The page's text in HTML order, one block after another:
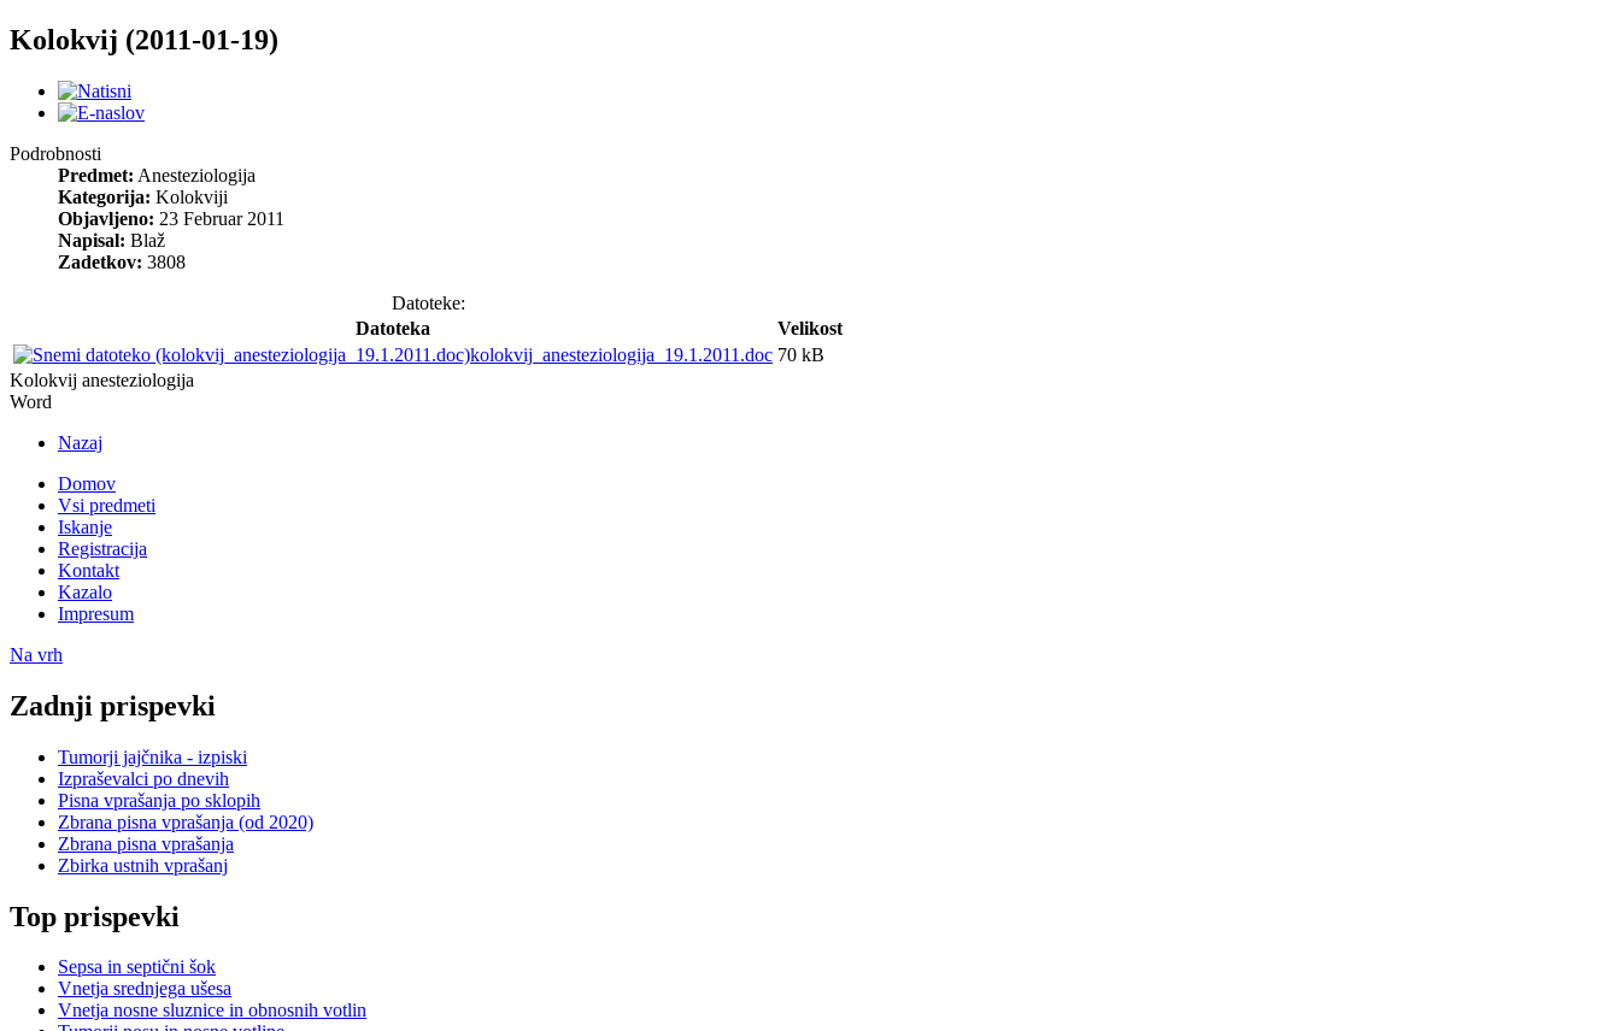
Kolokvij (2011-01-19)
Podrobnosti
Predmet: Anesteziologija
Kategorija: Kolokviji
Objavljeno: 23 Februar 2011
Napisal: Blaž
Zadetkov: 3808
Datoteke:
Datoteka
Velikost
kolokvij_anesteziologija_19.1.2011.doc 70 kB
Kolokvij anesteziologija
Word
Nazaj
Domov
Vsi predmeti
Iskanje
Registracija
Kontakt
Kazalo
Impresum
Na vrh
Zadnji prispevki
Tumorji jajčnika - izpiski
Izpraševalci po dnevih
Pisna vprašanja po sklopih
Zbrana pisna vprašanja (od 2020)
Zbrana pisna vprašanja
Zbirka ustnih vprašanj
Top prispevki
Sepsa in septični šok
Vnetja srednjega ušesa
Vnetja nosne sluznice in obnosnih votlin